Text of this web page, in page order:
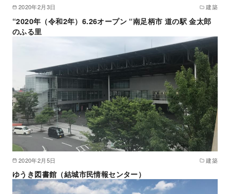
2020年2月3日 建築
“2020年（令和2年）6.26オープン “南足柄市 道の駅 金太郎
のふる里
2020年2月5日 建築
ゆうき図書館（結城市民情報センター）